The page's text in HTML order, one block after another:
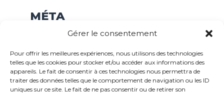
Gérer le consentement
Pour offrir les meilleures expériences, nous utilisons des technologies
telles que les cookies pour stocker et/ou accéder aux informations des
appareils. Le fait de consentir à ces technologies nous permettra de
traiter des données telles que le comportement de navigation ou les ID
uniques sur ce site. Le fait de ne pas consentir ou de retirer son
MÉTA
Connexion
Flux des publications
Flux des commentaires
Site de WordPress-FR